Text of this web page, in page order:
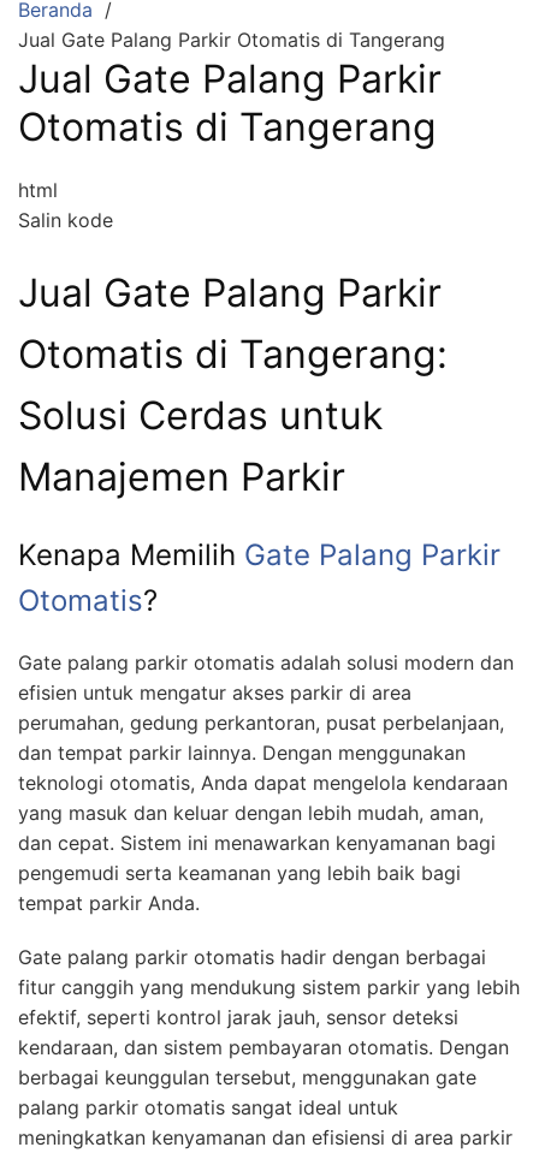
Beranda
Jual Gate Palang Parkir Otomatis di Tangerang
Jual Gate Palang Parkir
Otomatis di Tangerang
html
Salin kode
Jual Gate Palang Parkir
Otomatis di Tangerang:
Solusi Cerdas untuk
Manajemen Parkir
Kenapa Memilih Gate Palang Parkir
Otomatis?
Gate palang parkir otomatis adalah solusi modern dan
efisien untuk mengatur akses parkir di area
perumahan, gedung perkantoran, pusat perbelanjaan,
dan tempat parkir lainnya. Dengan menggunakan
teknologi otomatis, Anda dapat mengelola kendaraan
yang masuk dan keluar dengan lebih mudah, aman,
dan cepat. Sistem ini menawarkan kenyamanan bagi
pengemudi serta keamanan yang lebih baik bagi
tempat parkir Anda.
Gate palang parkir otomatis hadir dengan berbagai
fitur canggih yang mendukung sistem parkir yang lebih
efektif, seperti kontrol jarak jauh, sensor deteksi
kendaraan, dan sistem pembayaran otomatis. Dengan
berbagai keunggulan tersebut, menggunakan gate
palang parkir otomatis sangat ideal untuk
meningkatkan kenyamanan dan efisiensi di area parkir